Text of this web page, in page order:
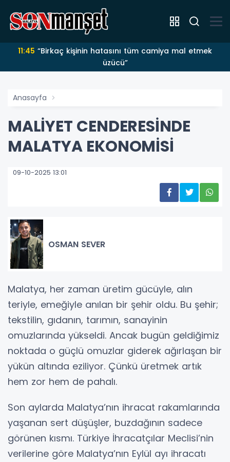
11:45
üzücü”
Anasayfa
MALİYET CENDERESİNDE
MALATYA EKONOMİSİ
09-10-2025 13:01
OSMAN SEVER
Malatya, her zaman üretim gücüyle, alın
teriyle, emeğiyle anılan bir şehir oldu. Bu şehir;
tekstilin, gıdanın, tarımın, sanayinin
omuzlarında yükseldi. Ancak bugün geldiğimiz
noktada o güçlü omuzlar giderek ağırlaşan bir
yükün altında eziliyor. Çünkü üretmek artık
hem zor hem de pahalı.
Son aylarda Malatya’nın ihracat rakamlarında
yaşanan sert düşüşler, buzdağının sadece
görünen kısmı. Türkiye İhracatçılar Meclisi’nin
verilerine göre Malatya’nın Eylül ayı ihracatı